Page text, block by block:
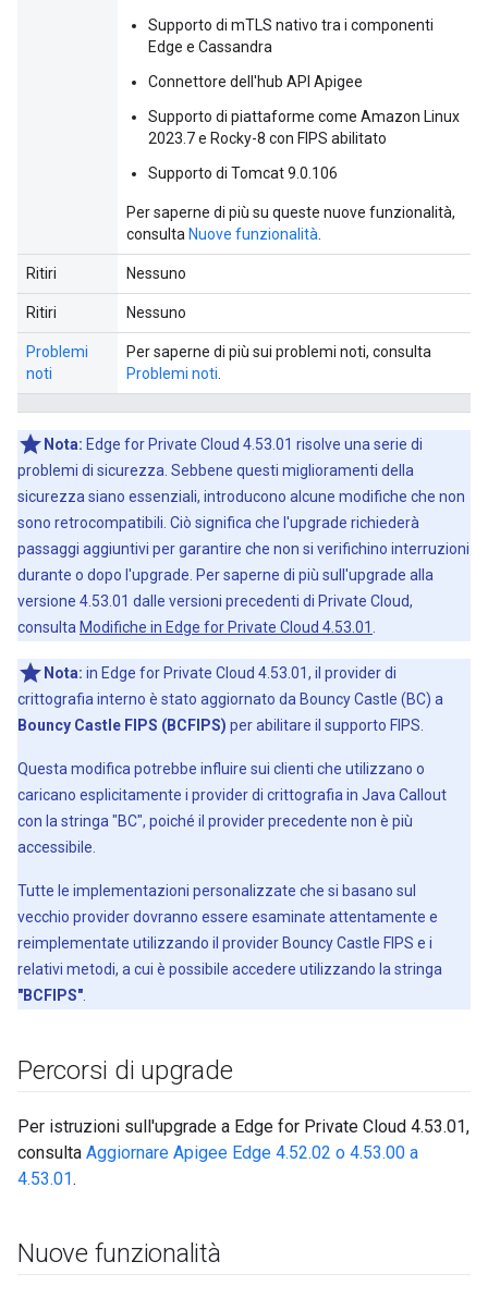
Supporto di mTLS nativo tra i componenti
Edge e Cassandra
Connettore dell'hub API Apigee
Supporto di piattaforme come Amazon Linux
2023.7 e Rocky-8 con FIPS abilitato
Supporto di Tomcat 9.0.106
Per saperne di più su queste nuove funzionalità,
consulta Nuove funzionalità
Ritiri Nessuno
Ritiri Nessuno
Problemi
noti
Per saperne di più sui problemi noti, consulta
Problemi noti
Nota: Edge for Private Cloud 4.53.01 risolve una serie di
problemi di sicurezza. Sebbene questi miglioramenti della
sicurezza siano essenziali, introducono alcune modifiche che non
sono retrocompatibili. Ciò significa che l'upgrade richiederà
passaggi aggiuntivi per garantire che non si verifichino interruzioni
durante o dopo l'upgrade. Per saperne di più sull'upgrade alla
versione 4.53.01 dalle versioni precedenti di Private Cloud,
consulta Modifiche in Edge for Private Cloud 4.53.01
Nota: in Edge for Private Cloud 4.53.01, il provider di
crittografia interno è stato aggiornato da Bouncy Castle (BC) a
Bouncy Castle FIPS (BCFIPS) per abilitare il supporto FIPS.
Questa modifica potrebbe influire sui clienti che utilizzano o
caricano esplicitamente i provider di crittografia in Java Callout
con la stringa "BC", poiché il provider precedente non è più
accessibile.
Tutte le implementazioni personalizzate che si basano sul
vecchio provider dovranno essere esaminate attentamente e
reimplementate utilizzando il provider Bouncy Castle FIPS e i
relativi metodi, a cui è possibile accedere utilizzando la stringa
"BCFIPS"
Percorsi di upgrade
Per istruzioni sull'upgrade a Edge for Private Cloud 4.53.01,
consulta Aggiornare Apigee Edge 4.52.02 o 4.53.00 a
4.53.01.
Nuove funzionalità